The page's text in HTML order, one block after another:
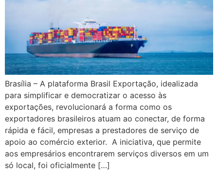
Brasília – A plataforma Brasil Exportação, idealizada
para simplificar e democratizar o acesso às
exportações, revolucionará a forma como os
exportadores brasileiros atuam ao conectar, de forma
rápida e fácil, empresas a prestadores de serviço de
apoio ao comércio exterior. A iniciativa, que permite
aos empresários encontrarem serviços diversos em um
só local, foi oficialmente […]